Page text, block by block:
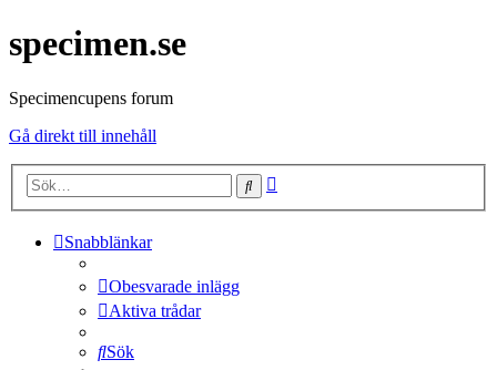
specimen.se
Specimencupens forum
Gå direkt till innehåll
Sök
Snabblänkar
Obesvarade inlägg
Aktiva trådar
Sök